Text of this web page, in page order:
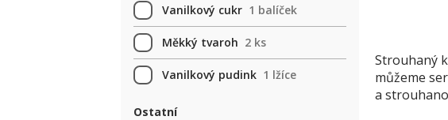
Vanilkový cukr 1 balíček
Měkký tvaroh 2 ks
Vanilkový pudink 1 lžíce
Ostatní
Strouhaný
můžeme
a